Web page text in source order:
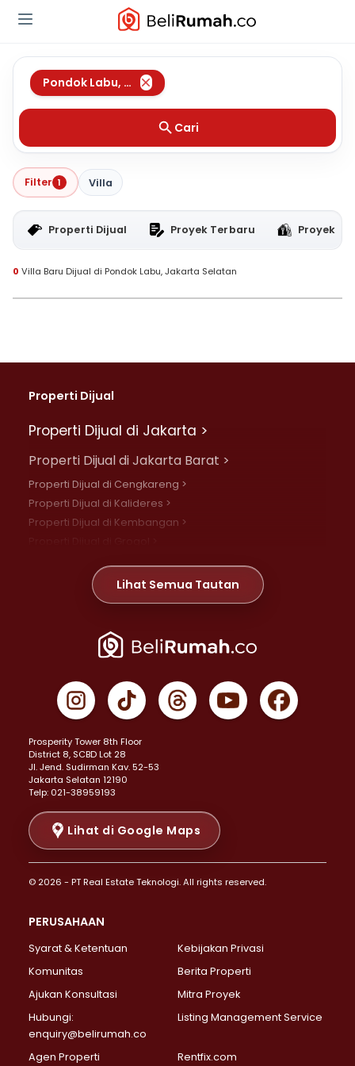
Pondok Labu, Jakarta Selatan
Cari
Filter 1 Villa
Properti Dijual Proyek Terbaru Proyek
0 Villa Baru Dijual di Pondok Labu, Jakarta Selatan
Properti Dijual
Properti Dijual di Jakarta >
Properti Dijual di Jakarta Barat >
Properti Dijual di Cengkareng >
Properti Dijual di Kalideres >
Properti Dijual di Kembangan >
Properti Dijual di Meruya >
Properti Dijual di Jelambar >
Properti Dijual di Jakarta Pusat >
Properti Dijual di Gambir >
Properti Dijual di Johar Baru >
Properti Dijual di Menteng >
Properti Dijual di Senen >
Properti Dijual di Tanah Abang >
Properti Dijual di Cikini >
Properti Dijual di Kramat >
Properti Dijual di Pasar Baru >
Properti Dijual di Bendungan Hilir >
Properti Dijual di Jakarta Selatan >
Properti Dijual di Lebak Bulus >
Properti Dijual di Gandaria Selatan >
Properti Dijual di Pondok Labu >
Properti Dijual di Lenteng Agung >
Properti Dijual di Senayan >
Properti Dijual di Pondok Pinang >
Lihat Semua Tautan
Prosperity Tower 8th Floor
District 8, SCBD Lot 28
JI. Jend. Sudirman Kav. 52-53
Jakarta Selatan 12190
Telp: 021-38959193
Lihat di Google Maps
© 2026 - PT Real Estate Teknologi. All rights reserved.
PERUSAHAAN
Syarat & Ketentuan
Kebijakan Privasi
Komunitas
Berita Properti
Ajukan Konsultasi
Mitra Proyek
Hubungi:
enquiry@belirumah.co
Listing Management Service
Agen Properti Rentfix.com